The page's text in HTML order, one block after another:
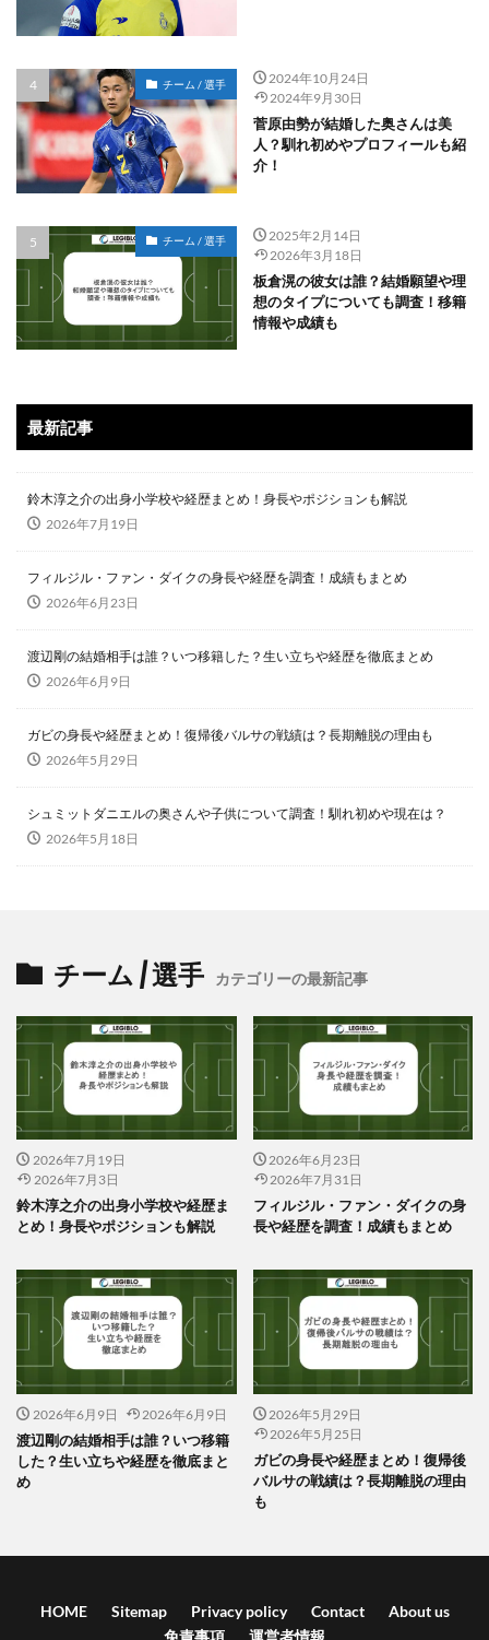
チーム / 選手
2024年10月24日
2024年9月30日
菅原由勢が結婚した奥さんは美
人？馴れ初めやプロフィールも紹
介！
チーム / 選手
2025年2月14日
2026年3月18日
板倉滉の彼女は誰？結婚願望や理
想のタイプについても調査！移籍
情報や成績も
最新記事
鈴木淳之介の出身小学校や経歴まとめ！身長やポジションも解説
2026年7月19日
フィルジル・ファン・ダイクの身長や経歴を調査！成績もまとめ
2026年6月23日
渡辺剛の結婚相手は誰？いつ移籍した？生い立ちや経歴を徹底まとめ
2026年6月9日
ガビの身長や経歴まとめ！復帰後バルサの戦績は？長期離脱の理由も
2026年5月29日
シュミットダニエルの奥さんや子供について調査！馴れ初めや現在は？
2026年5月18日
チーム / 選手 カテゴリーの最新記事
2026年7月19日
2026年7月3日
鈴木淳之介の出身小学校や経歴ま
とめ！身長やポジションも解説
2026年6月23日
2026年7月31日
フィルジル・ファン・ダイクの身
長や経歴を調査！成績もまとめ
2026年6月9日 2026年6月9日
渡辺剛の結婚相手は誰？いつ移籍
した？生い立ちや経歴を徹底まと
め
2026年5月29日
2026年5月25日
ガビの身長や経歴まとめ！復帰後
バルサの戦績は？長期離脱の理由
も
HOME Sitemap Privacy policy Contact
About us
免責事項
運営者情報